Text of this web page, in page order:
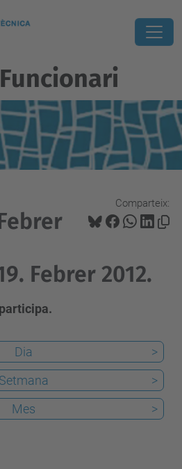
Comparteix:
Febrer 2012.
Dia
>
Setmana
>
Mes >